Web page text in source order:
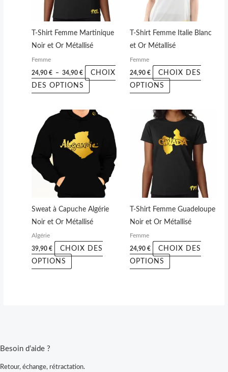
T-Shirt Femme Martinique
Noir et Or Métallisé
Femme
24,90€ – 34,90€
CHOIX
DES OPTIONS
options
peuvent
être
sur
la
page
produit
T-Shirt Femme Italie Blanc
et Or Métallisé
Femme
24,90 €
CHOIX DES
OPTIONS
options
peuvent
être
sur
la
page
produit
Sweat à Capuche Algérie
Noir et Or Métallisé
Algérie
39,90€
CHOIX DES
OPTIONS
Ce
a
plusieurs
peuvent
être
sur
la
page
T-Shirt Femme Guadeloupe
Noir et Or Métallisé
Femme
24,90 €
CHOIX DES
OPTIONS
Ce
produit
a
plusieurs
options
peuvent
être
sur
la
page
Besoin d’aide ?
Retour, échange, rétractation.